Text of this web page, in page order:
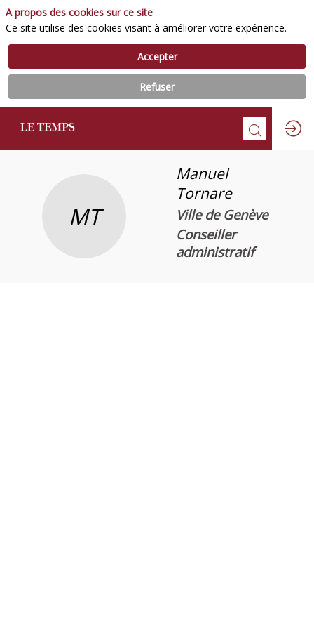
MT
Manuel
Tornare
Ville de Genève
Conseiller
administratif
A propos des cookies sur ce site
Ce site utilise des cookies visant à améliorer votre expérience.
Accepter
Refuser